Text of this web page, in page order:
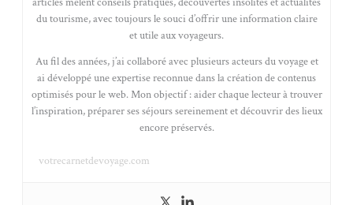
du tourisme, avec toujours le souci d’offrir une information claire
et utile aux voyageurs.
Au fil des années, j’ai collaboré avec plusieurs acteurs du voyage et
ai développé une expertise reconnue dans la création de contenus
optimisés pour le web. Mon objectif : aider chaque lecteur à trouver
l’inspiration, préparer ses séjours sereinement et découvrir des lieux
encore préservés.
votrecarnetdevoyage.com